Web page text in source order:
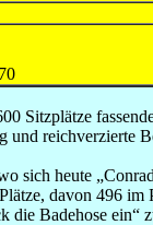
Sitzplätze
reichverzierte
sich heute
davon 496
die Badehose ein“